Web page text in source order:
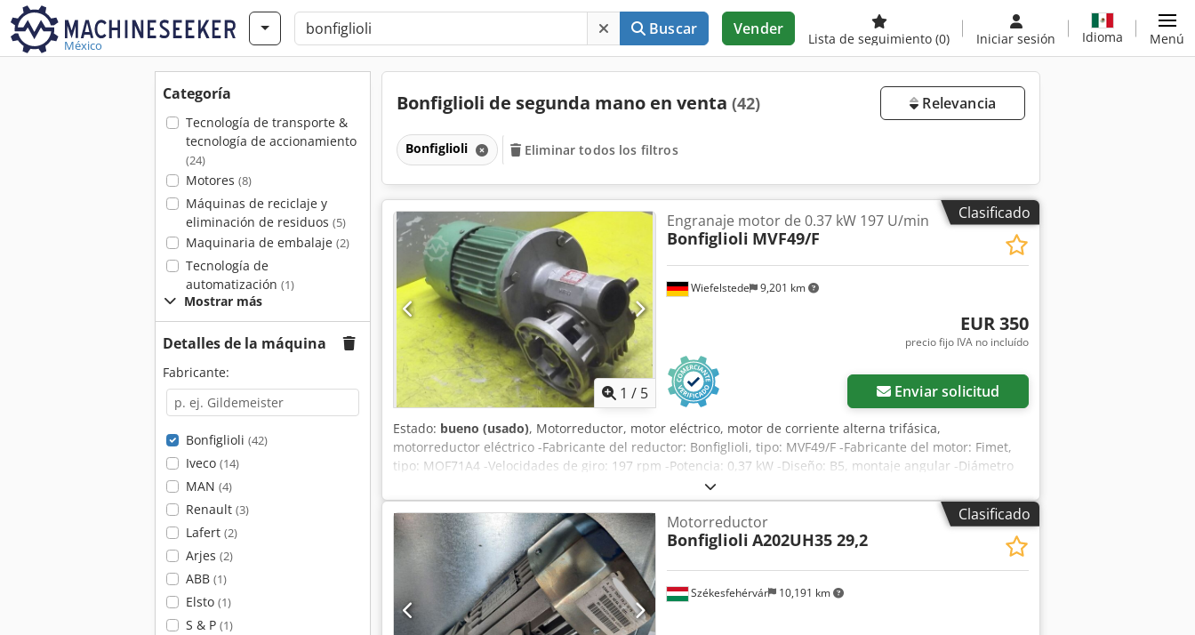
México
Buscar Vender
Lista de seguimiento (0) Iniciar sesión Idioma Menú
Categoría
Tecnología de transporte &
tecnología de accionamiento
(24)
Motores (8)
Máquinas de reciclaje y
eliminación de residuos (5)
Maquinaria de embalaje (2)
Tecnología de
automatización (1)
Mostrar más
Detalles de la máquina
Fabricante:
Bonfiglioli (42)
Iveco (14)
MAN (4)
Renault (3)
Lafert (2)
Arjes (2)
ABB (1)
Elsto (1)
S & P (1)
Bonfiglioli de segunda mano en venta (42) Relevancia
Bonfiglioli Eliminar todos los filtros
Clasificado
1 / 5
Wiefelstede 9,201 km
Engranaje motor de 0.37 kW 197 U/min
Bonfiglioli MVF49/F
EUR 350
precio fijo IVA no incluído
Enviar solicitud
Estado: bueno (usado), Motorreductor, motor eléctrico, motor de corriente alterna trifásica,
motorreductor eléctrico -Fabricante del reductor: Bonfiglioli, tipo: MVF49/F -Fabricante del motor: Fimet,
tipo: MOF71A4 -Velocidades de giro: 197 rpm -Potencia: 0,37 kW -Diseño: B5, montaje angular -Diámetro
del eje: Ø 18 mm -Grado de protección: IP 44 -Cantidad: 1 motor disponible -Precio: por unidad -
Dimensiones: 400/198/A200 mm Cjdpfsci Dk Uex Aanjrf -Peso: 16,3 kg
Clasificado
Székesfehérvár 10,191 km
Motorreductor
Bonfiglioli A202UH35 29,2